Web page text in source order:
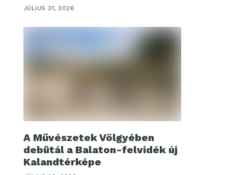
JÚLIUS 31, 2026
A Művészetek Völgyében
debütál a Balaton-felvidék új
Kalandtérképe